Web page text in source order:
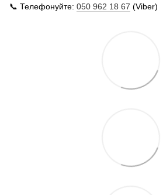
📞 Телефонуйте: 050 962 18 67 (Viber)